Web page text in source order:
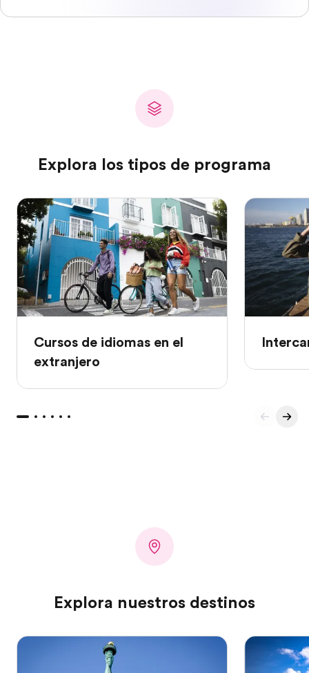
Explora los tipos de programa
Cursos de idiomas en el
extranjero
Explora nuestros destinos